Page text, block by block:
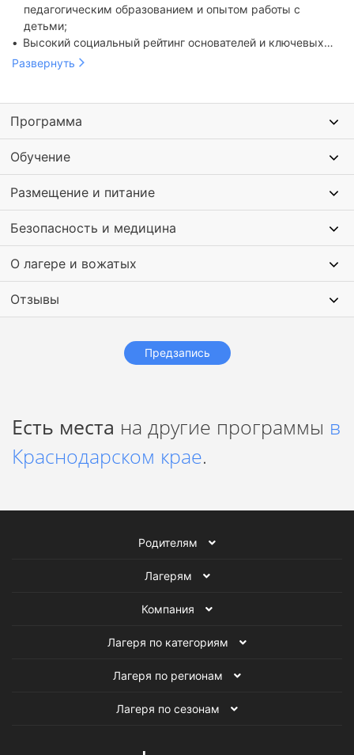
педагогическим образованием и опытом работы с
детьми;
Высокий социальный рейтинг основателей и ключевых
педагогов тура;
Маленькие группы: 2 взрослых на 12-13 детей;
творчества и игры.
Развернуть
Программа
Обучение
Размещение и питание
Безопасность и медицина
О лагере и вожатых
Отзывы
Предзапись
Есть места на другие программы в
Краснодарском крае.
Родителям
Лагерям
Компания
Лагеря по категориям
Лагеря по регионам
Лагеря по сезонам